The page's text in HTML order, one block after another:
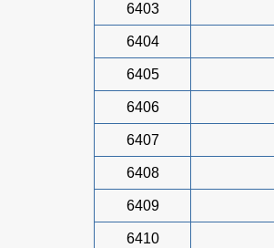
6403
6404
6405
6406
6407
6408
6409
6410